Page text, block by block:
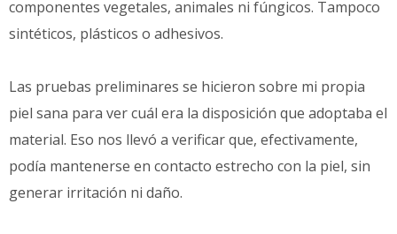
componentes vegetales, animales ni fúngicos. Tampoco
sintéticos, plásticos o adhesivos.
Las pruebas preliminares se hicieron sobre mi propia
piel sana para ver cuál era la disposición que adoptaba el
material. Eso nos llevó a verificar que, efectivamente,
podía mantenerse en contacto estrecho con la piel, sin
generar irritación ni daño.